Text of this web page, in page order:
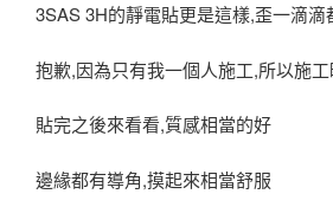
3SAS 3H的靜電貼更是這樣,歪一滴滴
抱歉,因為只有我一個人施工,所以施
貼完之後來看看,質感相當的好
邊緣都有導角,摸起來相當舒服